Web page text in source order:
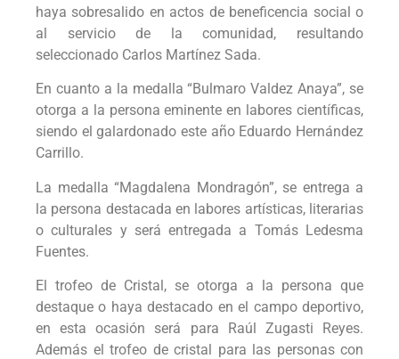
haya sobresalido en actos de beneficencia social o
al servicio de la comunidad, resultando
seleccionado Carlos Martínez Sada.
En cuanto a la medalla “Bulmaro Valdez Anaya”, se
otorga a la persona eminente en labores científicas,
siendo el galardonado este año Eduardo Hernández
Carrillo.
La medalla “Magdalena Mondragón”, se entrega a
la persona destacada en labores artísticas, literarias
o culturales y será entregada a Tomás Ledesma
Fuentes.
El trofeo de Cristal, se otorga a la persona que
destaque o haya destacado en el campo deportivo,
en esta ocasión será para Raúl Zugasti Reyes.
Además el trofeo de cristal para las personas con